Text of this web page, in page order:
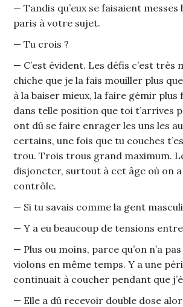
— Tandis qu’eux se faisaient messes
paris à votre sujet.
— Tu crois ?
— C’est évident. Les défis c’est très
chiche que je la fais mouiller plus
à la baiser mieux, la faire gémir
dans telle position que toi t’arrives
ont dû se faire enrager les uns les
certains, une fois que tu couches
trou. Trois trous grand maximum.
disjoncter, surtout à cet âge où on a
contrôle.
— Si tu savais comme la gent
— Y a eu beaucoup de tensions
— Plus ou moins, parce qu’on n’a
violons en même temps. Y a une
continuait à coucher pendant que
— Elle a dû recevoir double dose